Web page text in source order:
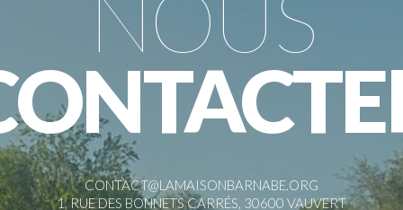
CONTACT@LAMAISONBARNABE.ORG
1, RUE DES BONNETS CARRÉS, 30600 VAUVERT